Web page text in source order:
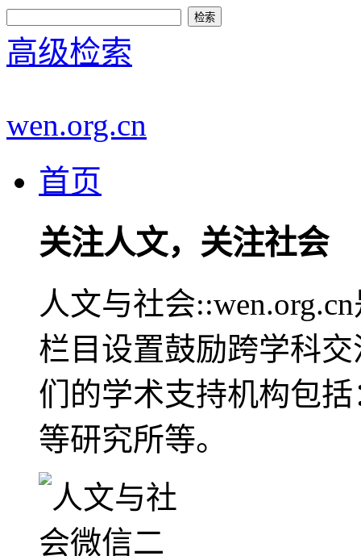
高级检索
wen.org.cn
首页
关注人文，关注社会
人文与社会
栏目设置鼓励跨学科
们的学术支持机构包
等研究所等。